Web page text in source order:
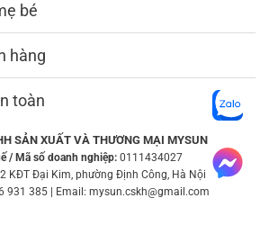
bé
hàng
toàn
SẢN XUẤT VÀ THƯƠNG MẠI MYSUN
/ Mã số doanh nghiệp: 0111434027
KĐT Đại Kim, phường Định Công, Hà Nội
931 385 | Email: mysun.cskh@gmail.com